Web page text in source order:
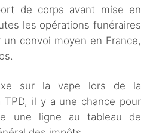
de corps avant mise en
les opérations funéraires
convoi moyen en France,
sur la vape lors de la
TPD, il y a une chance pour
une ligne au tableau de